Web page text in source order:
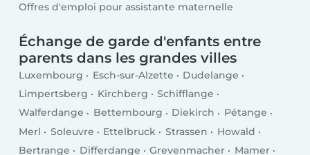
Offres d'emploi pour assistante maternelle
Échange de garde d'enfants entre
parents dans les grandes villes
Luxembourg Esch-sur-Alzette
Dudelange
Limpertsberg
Kirchberg
Schifflange
Walferdange
Bettembourg Diekirch
Pétange
Merl
Soleuvre Ettelbruck Strassen
Howald
Bertrange
Differdange Grevenmacher
Mamer